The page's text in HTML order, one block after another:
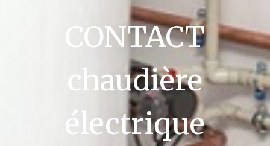
CONTACT
chaudière
électrique